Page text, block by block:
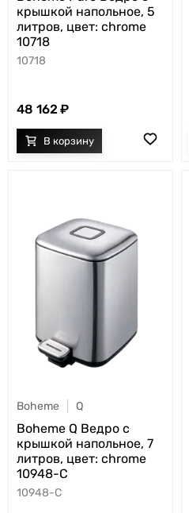
крышкой напольное, 5
литров, цвет: chrome
10718
10718
48 162
Boheme Q
Boheme Q Ведро с
крышкой напольное, 7
литров, цвет: chrome
10948-C
10948-C